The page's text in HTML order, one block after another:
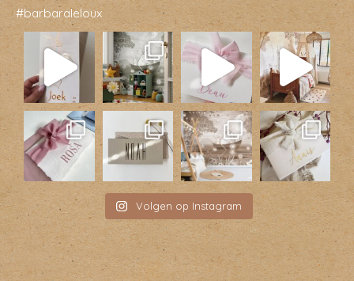
#barbaraleloux
Volgen op Instagram